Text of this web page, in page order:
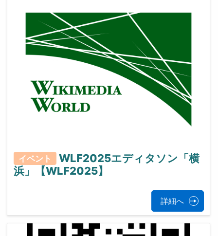
イベント
WLF2025エディタソン「横
浜」【WLF2025】
詳細へ